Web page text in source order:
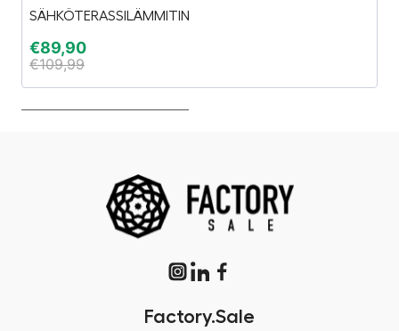
SÄHKÖTERASSILÄMMITIN
€89,90
€109,99
Factory.Sale